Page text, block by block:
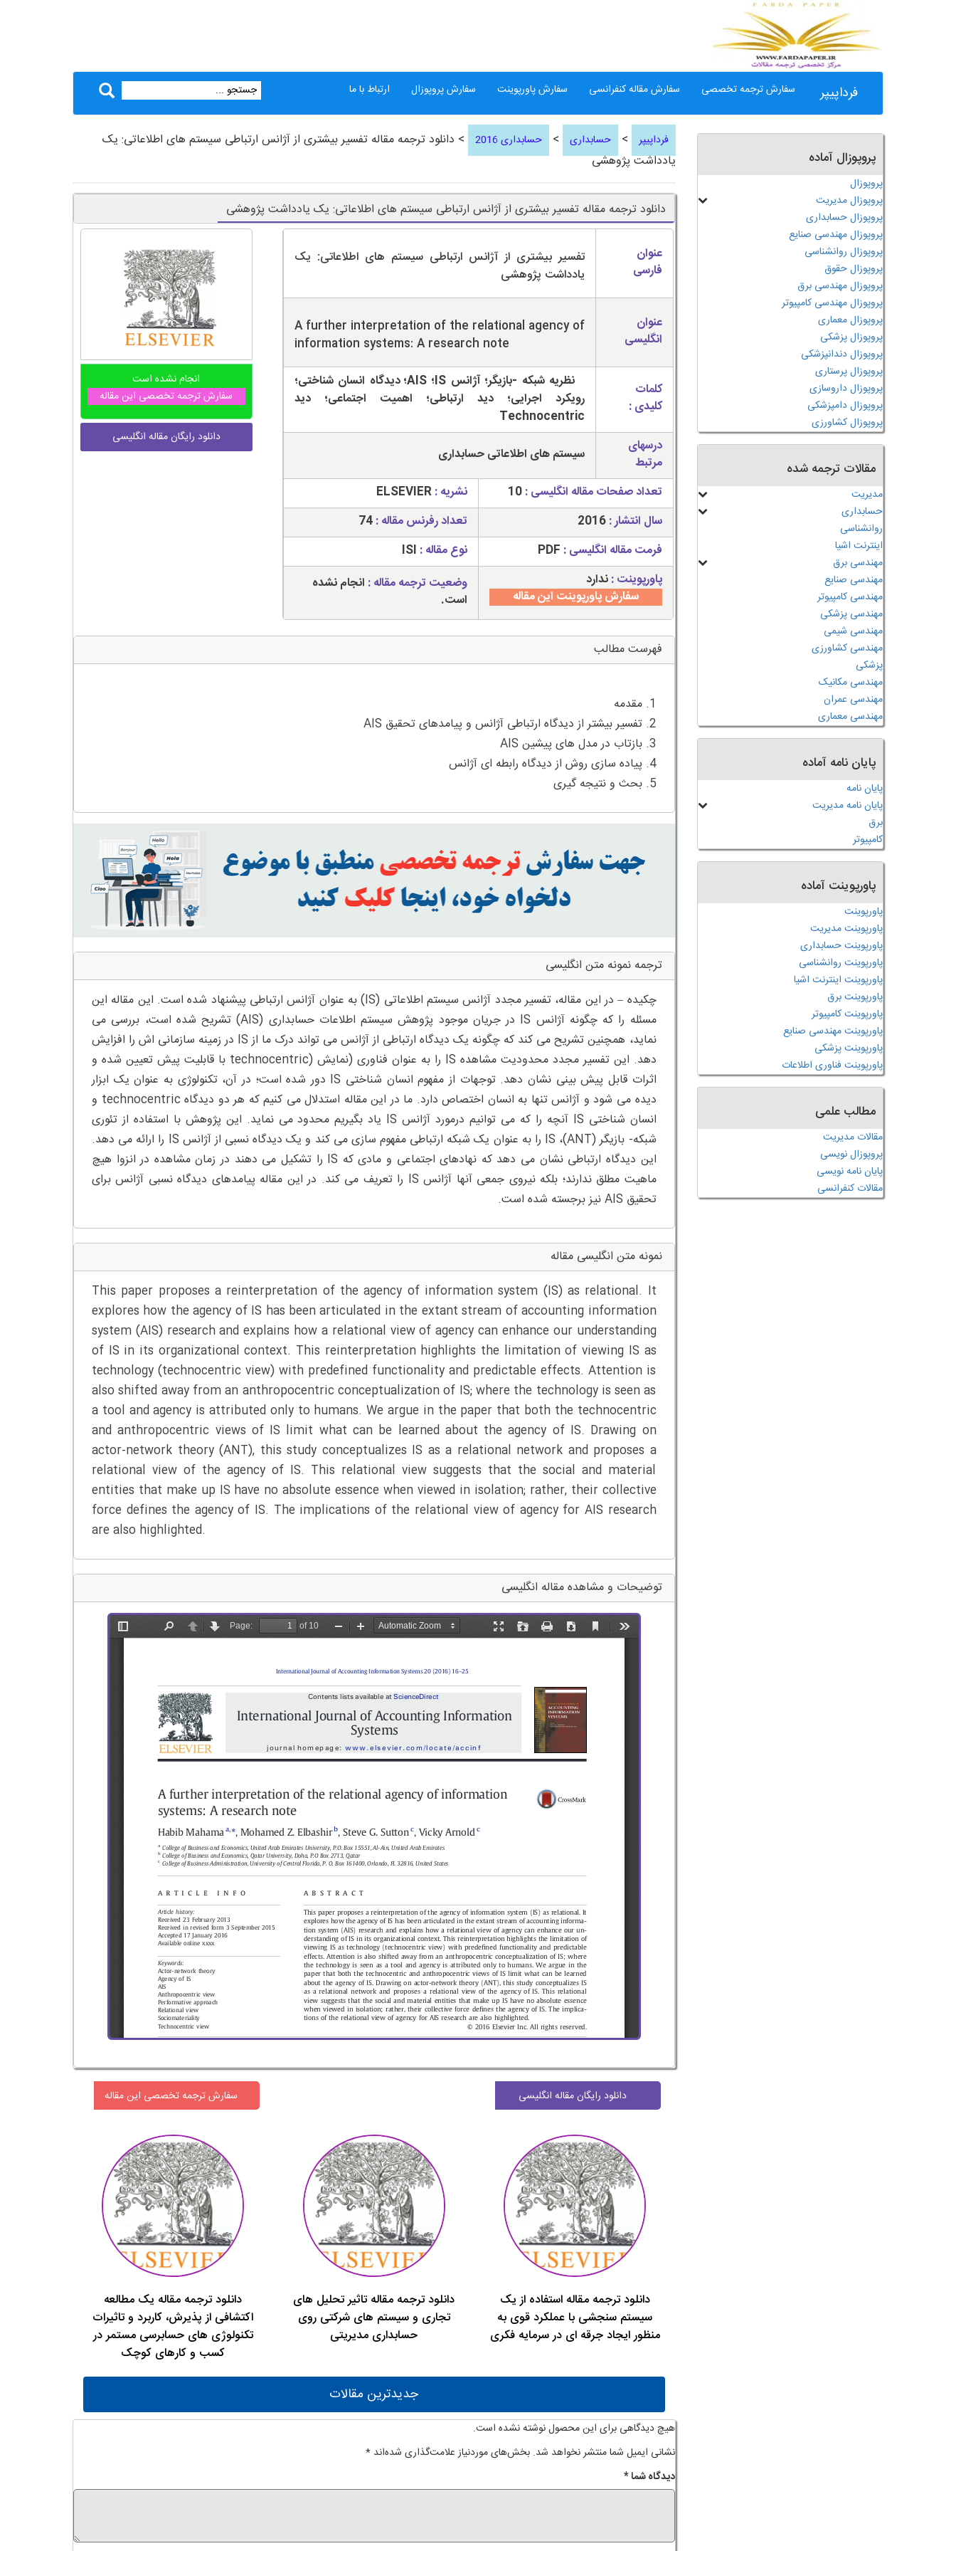
فرداپیپر سفارش ترجمه تخصصی سفارش مقاله کنفرانسی سفارش پاورپوینت سفارش پروپوزال ارتباط با ما
فرداپیپر > حسابداری > حسابداری 2016
> دانلود ترجمه مقاله تفسیر بیشتری از آژانس ارتباطی سیستم های اطلاعاتی: یک
یادداشت پژوهشی
دانلود ترجمه مقاله تفسیر بیشتری از آژانس ارتباطی سیستم های اطلاعاتی: یک یادداشت پژوهشی
عنوان
فارسی
تفسیر بیشتری از آژانس ارتباطی سیستم های اطلاعاتی: یک
یادداشت پژوهشی
عنوان
انگلیسی
A further interpretation of the relational agency of
information systems: A research note
کلمات
کلیدی :
نظریه شبکه -بازیگر؛ آژانس IS؛ AIS؛ دیدگاه انسان شناختی؛
رویکرد اجرایی؛ دید ارتباطی؛ اهمیت اجتماعی؛ دید
Technocentric
درسهای
مرتبط
سیستم های اطلاعاتی حسابداری
تعداد صفحات مقاله انگلیسی :10 نشریه :ELSEVIER
سال انتشار :2016 تعداد رفرنس مقاله :74
فرمت مقاله انگلیسی : PDF نوع مقاله : ISI
پاورپوینت :ندارد
سفارش پاورپوینت این مقاله
وضعیت ترجمه مقاله : انجام نشده
است.
انجام نشده است
سفارش ترجمه تخصصی این مقاله
دانلود رایگان مقاله انگلیسی
فهرست مطالب
5. بحث و نتیجه گیری
ترجمه نمونه متن انگلیسی
چکیده – در این مقاله، تفسیر مجدد آژانس سیستم اطلاعاتی (IS) به عنوان آژانس ارتباطی پیشنهاد شده است. این مقاله این
مسئله را که چگونه آژانس IS در جریان موجود پژوهش سیستم اطلاعات حسابداری (AIS) تشریح شده است، بررسی می
نماید، همچنین تشریح می کند که چگونه یک دیدگاه ارتباطی از آژانس می تواند درک ما از IS در زمینه سازمانی اش را افزایش
دهد. این تفسیر مجدد محدودیت مشاهده IS را به عنوان فناوری (نمایش (technocentric با قابلیت پیش تعیین شده و
اثرات قابل پیش بینی نشان دهد. توجهات از مفهوم انسان شناختی IS دور شده است؛ در آن، تکنولوژی به عنوان یک ابزار
دیده می شود و آژانس تنها به انسان اختصاص دارد. ما در این مقاله استدلال می کنیم که هر دو دیدگاه technocentric و
انسان شناختی IS آنچه را که می توانیم درمورد آژانس IS یاد بگیریم محدود می نماید. این پژوهش با استفاده از تئوری
شبکه- بازیگر (ANT)، IS را به عنوان یک شبکه ارتباطی مفهوم سازی می کند و یک دیدگاه نسبی از آژانس IS را ارائه می دهد.
این دیدگاه ارتباطی نشان می دهد که نهادهای اجتماعی و مادی که IS را تشکیل می دهند در زمان مشاهده در انزوا هیچ
ماهیت مطلق ندارند؛ بلکه نیروی جمعی آنها آژانس IS را تعریف می کند. در این مقاله پیامدهای دیدگاه نسبی آژانس برای
تحقیق AIS نیز برجسته شده است.
نمونه متن انگلیسی مقاله
This paper proposes a reinterpretation of the agency of information system (IS) as relational. It
explores how the agency of IS has been articulated in the extant stream of accounting information
system (AIS) research and explains how a relational view of agency can enhance our understanding
of IS in its organizational context. This reinterpretation highlights the limitation of viewing IS as
technology (technocentric view) with predefined functionality and predictable effects. Attention is
also shifted away from an anthropocentric conceptualization of IS; where the technology is seen as
a tool and agency is attributed only to humans. We argue in the paper that both the technocentric
and anthropocentric views of IS limit what can be learned about the agency of IS. Drawing on
actor-network theory (ANT), this study conceptualizes IS as a relational network and proposes a
relational view of the agency of IS. This relational view suggests that the social and material
entities that make up IS have no absolute essence when viewed in isolation; rather, their collective
force defines the agency of IS. The implications of the relational view of agency for AIS research
are also highlighted.
توضیحات و مشاهده مقاله انگلیسی
دانلود رایگان مقاله انگلیسی سفارش ترجمه تخصصی این مقاله
دانلود ترجمه مقاله استفاده از یک
سیستم سنجشی با عملکرد قوی به
منظور ایجاد جرقه ای در سرمایه فکری
دانلود ترجمه مقاله تاثیر تحلیل های
تجاری و سیستم های شرکتی روی
حسابداری مدیریتی
دانلود ترجمه مقاله یک مطالعه
اکتشافی از پذیرش، کاربرد و تاثیرات
تکنولوژی های حسابرسی مستمر در
کسب و کارهای کوچک
جدیدترین مقالات
هیچ دیدگاهی برای این محصول نوشته نشده است.
نشانی ایمیل شما منتشر نخواهد شد. بخش‌های موردنیاز علامت‌گذاری شده‌اند*
دیدگاه شما*
پروپوزال آماده
پروپوزال
پروپوزال مدیریت
پروپوزال حسابداری
پروپوزال مهندسی صنایع
پروپوزال روانشناسی
پروپوزال حقوق
پروپوزال مهندسی برق
پروپوزال مهندسی کامپیوتر
پروپوزال معماری
پروپوزال پزشکی
پروپوزال دندانپزشکی
پروپوزال پرستاری
پروپوزال داروسازی
پروپوزال دامپزشکی
پروپوزال کشاورزی
مقالات ترجمه شده
مدیریت
حسابداری
روانشناسی
اینترنت اشیا
مهندسی برق
مهندسی صنایع
مهندسی کامپیوتر
مهندسی پزشکی
مهندسی شیمی
مهندسی کشاورزی
پزشکی
مهندسی مکانیک
مهندسی عمران
مهندسی معماری
پایان نامه آماده
پایان نامه
پایان نامه مدیریت
برق
کامپیوتر
پاورپوینت آماده
پاورپوینت
پاورپوینت مدیریت
پاورپوینت حسابداری
پاورپوینت روانشناسی
پاورپوینت اینترنت اشیا
پاورپوینت برق
پاورپوینت کامپیوتر
پاورپوینت مهندسی صنایع
پاورپوینت پزشکی
پاورپوینت فناوری اطلاعات
مطالب علمی
مقالات مدیریت
پروپوزال نویسی
پایان نامه نویسی
مقالات کنفرانسی